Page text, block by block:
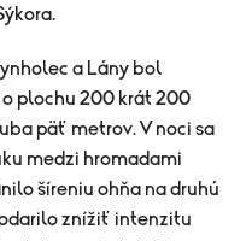
a Lány bol
o plochu 200 krát 200
päť metrov. V noci sa
medzi hromadami
šíreniu ohňa na druhú
znížiť intenzitu